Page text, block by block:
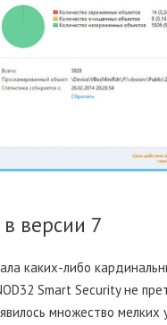
версии 7
каких-либо
Smart Security не
множество мелких